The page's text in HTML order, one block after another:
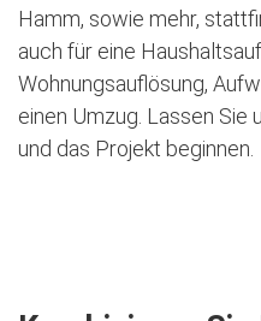
Hamm, sowie mehr,
auch für eine
Wohnungsauflösung,
einen Umzug. Lassen Sie
und das Projekt beginnen.